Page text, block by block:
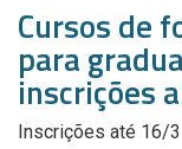
Cursos de
para
inscrições
Inscrições até 16/3